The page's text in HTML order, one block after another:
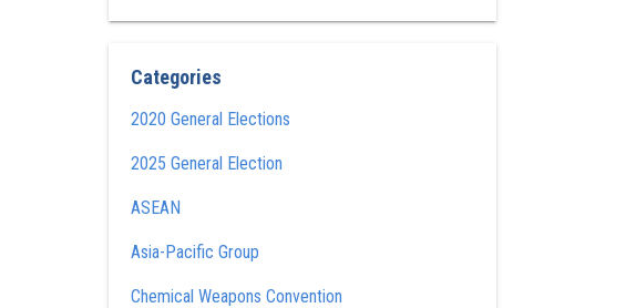
Categories
2020 General Elections
2025 General Election
ASEAN
Asia-Pacific Group
Chemical Weapons Convention